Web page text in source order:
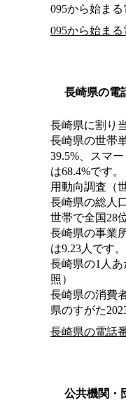
095から始まる
095から始ま
長崎県の電
長崎県に割り
長崎県の世帯
39.5%、スマ
は68.4%です
用動向調査（
長崎県の総人
世帯で全国28
長崎県の事業
は9.23人です
長崎県の1人
照）
長崎県の消費
県のすがた
長崎県の電話
公共機関・